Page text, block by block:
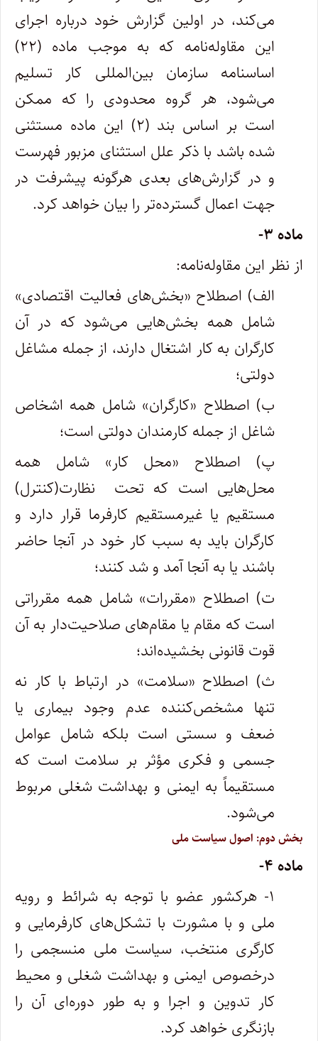
می‌کند، در اولین گزارش خود درباره اجرای
این مقاوله‌نامه که به موجب ماده (۲۲)
اساسنامه سازمان بین‌المللی کار تسلیم
می‌شود، هر گروه محدودی را که ممکن
است بر اساس بند (۲) این ماده مستثنی
شده باشد با ذکر علل استثنای مزبور فهرست
و در گزارش‌های بعدی هرگونه پیشرفت در
جهت اعمال گسترده‌تر را بیان خواهد کرد.
ماده ۳-
از نظر این مقاوله‌نامه:
الف) اصطلاح «بخش‌های فعالیت اقتصادی»
شامل همه بخش‌هایی می‌شود که در آن
کارگران به کار اشتغال دارند، از جمله مشاغل
دولتی؛
ب) اصطلاح «کارگران» شامل همه ­اشخاص
شاغل از جمله کارمندان دولتی است؛
پ) اصطلاح «محل کار» شامل همه
محل‌هایی است که تحت نظارت(کنترل)
مستقیم یا غیرمستقیم کارفرما قرار دارد و
کارگران باید به سبب کار خود در آنجا حاضر
باشند یا به آنجا آمد و شد کنند؛
ت) اصطلاح «مقررات» شامل همه مقرراتی
است که مقام یا مقام‌های صلاحیت‌دار به آن
قوت قانونی بخشیده‌اند؛
ث) اصطلاح «سلامت» در ارتباط با کار نه
تنها مشخص‌کننده عدم وجود بیماری یا
ضعف و سستی است بلکه شامل عوامل
جسمی و فکری مؤثر بر سلامت است که
مستقیماً به ایمنی و بهداشت شغلی مربوط
می‌شود.
بخش دوم: اصول سیاست ملی
ماده ۴-
۱- هرکشور عضو با توجه به شرائط و رویه
ملی و با مشورت با تشکل‌های کارفرمایی و
کارگری منتخب، سیاست ملی منسجمی را
درخصوص ایمنی و بهداشت شغلی و محیط
کار تدوین و اجرا و به طور دوره‌ای آن را
بازنگری خواهد کرد.